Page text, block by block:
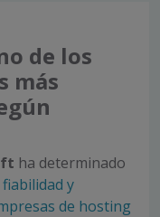
de los
más
ha determinado
y
de hosting